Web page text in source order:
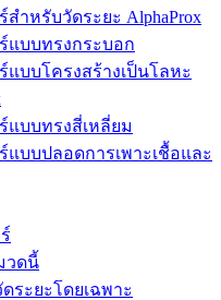
ำหรับวัดระยะ AlphaProx
แบบทรงกระบอก
แบบโครงสร้างเป็นโลหะ
แบบทรงสี่เหลี่ยม
แบบปลอดการเพาะเชื้อและ
วดนี้
ระยะโดยเฉพาะ